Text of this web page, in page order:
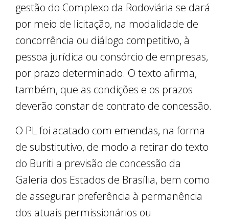
gestão do Complexo da Rodoviária se dará
por meio de licitação, na modalidade de
concorrência ou diálogo competitivo, à
pessoa jurídica ou consórcio de empresas,
por prazo determinado. O texto afirma,
também, que as condições e os prazos
deverão constar de contrato de concessão.
O PL foi acatado com emendas, na forma
de substitutivo, de modo a retirar do texto
do Buriti a previsão de concessão da
Galeria dos Estados de Brasília, bem como
de assegurar preferência à permanência
dos atuais permissionários ou